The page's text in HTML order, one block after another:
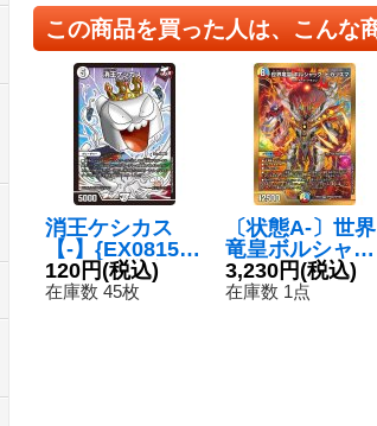
この商品を買った人は、こんな
消王ケシカス
【-】{EX0815
2/???}《無》
120円(税込)
在庫数 45枚
〔状態A-〕世界
竜皇ボルシャッ
ク・ヒカリスマ
【SPR】{26EX
3,230円(税込)
在庫数 1点